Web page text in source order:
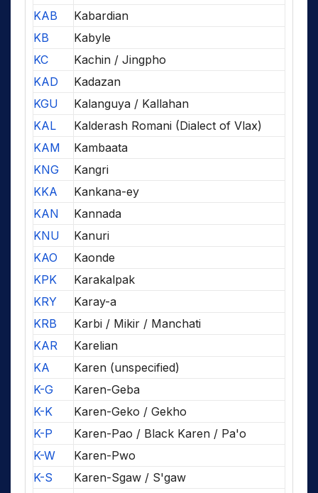
KAB
Kabardian
KB
Kabyle
KC
Kachin / Jingpho
KAD
Kadazan
KGU
Kalanguya / Kallahan
KAL
Kalderash Romani (Dialect of Vlax)
KAM
Kambaata
KNG
Kangri
KKA
Kankana-ey
KAN
Kannada
KNU
Kanuri
KAO
Kaonde
KPK
Karakalpak
KRY
Karay-a
KRB
Karbi / Mikir / Manchati
KAR
Karelian
KA
Karen (unspecified)
K-G
Karen-Geba
K-K
Karen-Geko / Gekho
K-P
Karen-Pao / Black Karen / Pa'o
K-W
Karen-Pwo
K-S
Karen-Sgaw / S'gaw